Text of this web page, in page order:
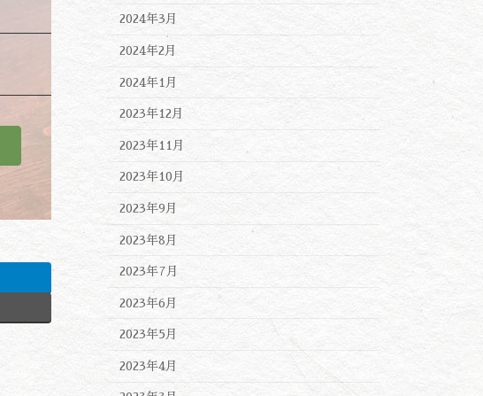
2024年3月
2024年2月
2024年1月
2023年12月
2023年11月
2023年10月
2023年9月
2023年8月
2023年7月
2023年6月
2023年5月
2023年4月